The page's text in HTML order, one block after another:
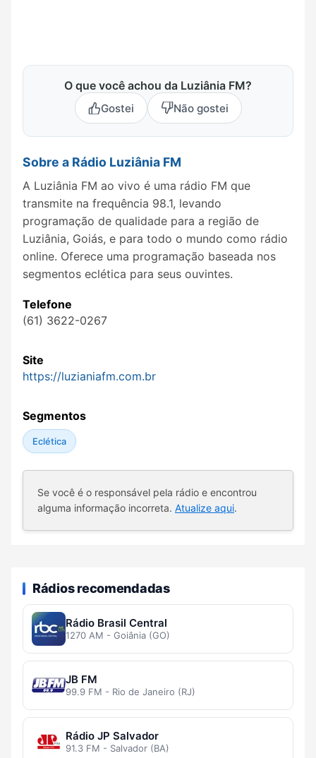
O que você achou da Luziânia FM?
Gostei Não gostei
Sobre a Rádio Luziânia FM
A Luziânia FM ao vivo é uma rádio FM que
transmite na frequência 98.1, levando
programação de qualidade para a região de
Luziânia, Goiás, e para todo o mundo como rádio
online. Oferece uma programação baseada nos
segmentos eclética para seus ouvintes.
Telefone
(61) 3622-0267
Site
https://luzianiafm.com.br
Segmentos
Eclética
Se você é o responsável pela rádio e encontrou
alguma informação incorreta. Atualize aqui.
Rádios recomendadas
Rádio Brasil Central
1270 AM - Goiânia (GO)
JB FM
99.9 FM - Rio de Janeiro (RJ)
Rádio JP Salvador
91.3 FM - Salvador (BA)